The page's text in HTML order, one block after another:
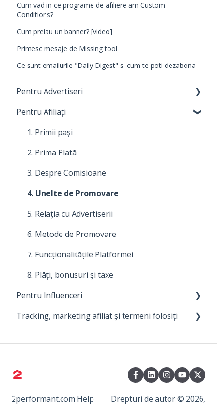
Cum vad in ce programe de afiliere am Custom
Conditions?
Cum preiau un banner? [video]
Primesc mesaje de Missing tool
Ce sunt emailurile "Daily Digest" si cum te poti dezabona
Pentru Advertiseri
1. Primi pași
2. Costuri, plăți și facturare
3. Relația cu Afiliații
4. Despre comisioane
5. Cum să îți îmbunătățești programul de
Pentru Afiliați
1. Primii pași
2. Prima Plată
3. Despre Comisioane
4. Unelte de Promovare
5. Relația cu Advertiserii
6. Metode de Promovare
7. Funcționalitățile Platformei
8. Plăți, bonusuri și taxe
Pentru Influenceri
Primii pasi
Tracking, marketing afiliat și termeni folosiți
3. Termeni folosiți
2performant.com Help
Drepturi de autor © 2026,